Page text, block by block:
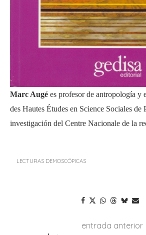
Marc Augé es profesor de antropología y
des Hautes Études en Science Sociales de
investigación del Centre Nacionale de la
LECTURAS DEMOSCÓPICAS
entrada anterior